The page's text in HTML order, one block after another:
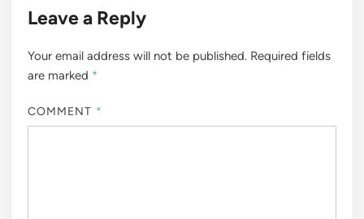
Leave a Reply
Your email address will not be published. Required fields
are marked *
COMMENT *